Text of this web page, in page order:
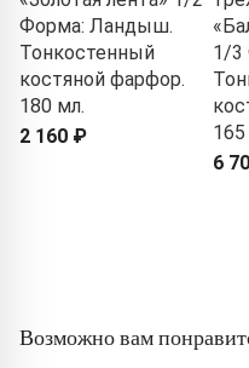
Форма: Ландыш.
Тонкостенный
костяной фарфор.
180 мл.
2 160 ₽
1/3
6
Возможно вам